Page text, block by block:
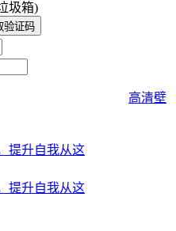
高清壁
圾箱)
验证码